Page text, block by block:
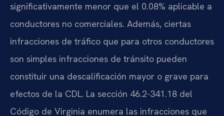
significativamente menor que el 0.08% aplicable a
conductores no comerciales. Además, ciertas
infracciones de tráfico que para otros conductores
son simples infracciones de tránsito pueden
constituir una descalificación mayor o grave para
efectos de la CDL. La sección 46.2-341.18 del
Código de Virginia enumera las infracciones que